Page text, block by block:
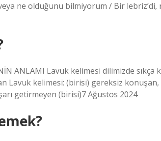
ne olduğunu bilmiyorum / Bir
ANLAMI Lavuk kelimesi dilimizde sıkça
Lavuk kelimesi: (birisi) gereksiz
getirmeyen (birisi)7 Ağustos 2024